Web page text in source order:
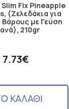
Fix Pineapple
(Ζελεδάκια για
με Γεύση
210gr
7.73€
ΚΑΛΑΘΙ